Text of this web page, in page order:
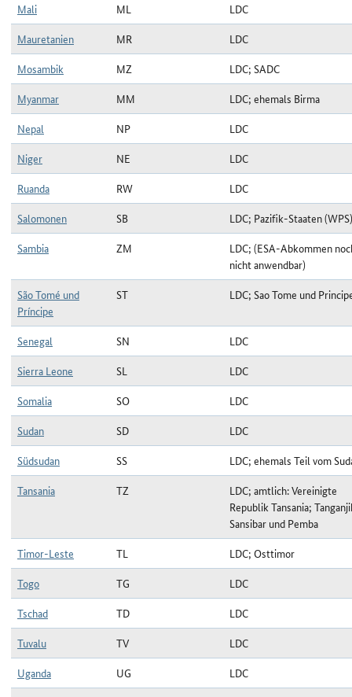
Mali
ML
LDC
Mauretanien
MR
LDC
Mosambik
MZ
LDC; SADC
Myanmar
MM
LDC; ehemals Birma
Nepal
NP
LDC
Niger
NE
LDC
Ruanda
RW
LDC
Salomonen
SB
LDC; Pazifik-Staaten (WPS)
Sambia
ZM
LDC; (ESA-Abkommen
nicht anwendbar)
São Tomé und
Príncipe
ST LDC; Sao Tome und
Senegal SN
LDC
Sierra Leone
SL
LDC
Somalia
SO
LDC
Sudan
SD
LDC
Südsudan
SS
LDC; ehemals Teil vom
Tansania
TZ
LDC; amtlich: Vereinigte
Republik Tansania;
Sansibar und Pemba
Timor-Leste
TL
LDC; Osttimor
Togo
TG
LDC
Tschad
TD
LDC
Tuvalu
TV
LDC
Uganda
UG
LDC